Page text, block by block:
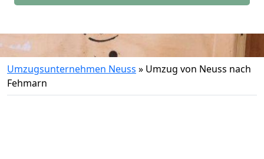
Umzugsunternehmen Neuss » Umzug von Neuss nach
Fehmarn